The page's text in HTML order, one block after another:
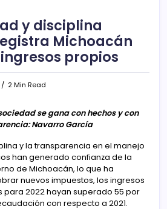
y disciplina
Michoacán
propios
2 Min Read
se gana con hechos y con
Navarro García
y la transparencia en el manejo
han generado confianza de la
de Michoacán, lo que ha
nuevos impuestos, los ingresos
2022 hayan superado 55 por
con respecto a 2021.